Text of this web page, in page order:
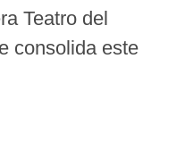
Teatro del
consolida este